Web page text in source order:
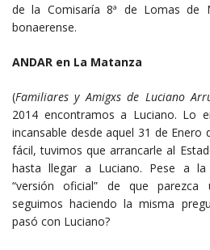
de la Comisaría 8ª de Lomas de
bonaerense.
ANDAR en La Matanza
(Familiares y Amigxs de Luciano
2014 encontramos a Luciano. Lo
incansable desde aquel 31 de Enero
fácil, tuvimos que arrancarle al
hasta llegar a Luciano. Pese a
“versión oficial” de que
seguimos haciendo la misma
pasó con Luciano?